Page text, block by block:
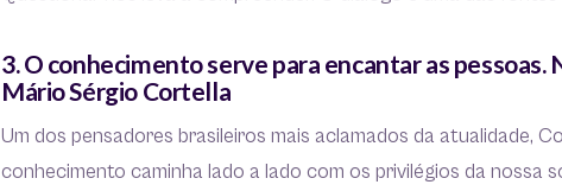
3. O conhecimento serve para encantar as pessoas.
Mário Sérgio Cortella
Um dos pensadores brasileiros mais aclamados da atualidade,
conhecimento caminha lado a lado com os privilégios da nossa